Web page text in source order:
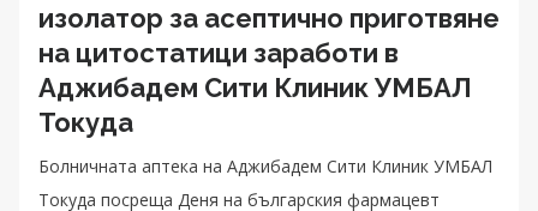
изолатор за асептично приготвяне
на цитостатици заработи в
Аджибадем Сити Клиник УМБАЛ
Токуда
Болничната аптека на Аджибадем Сити Клиник УМБАЛ
Токуда посреща Деня на българския фармацевт